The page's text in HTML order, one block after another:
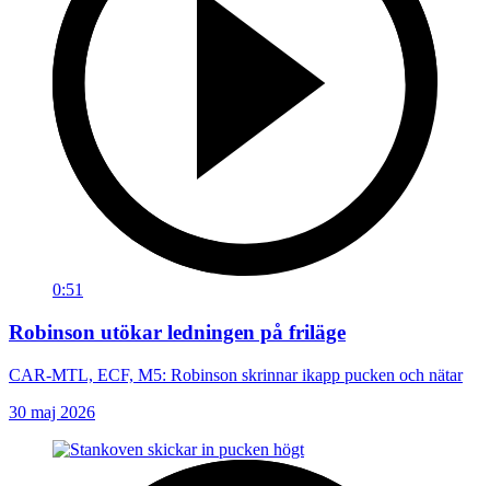
0:51
Robinson utökar ledningen på friläge
CAR-MTL, ECF, M5: Robinson skrinnar ikapp pucken och nätar
30 maj 2026